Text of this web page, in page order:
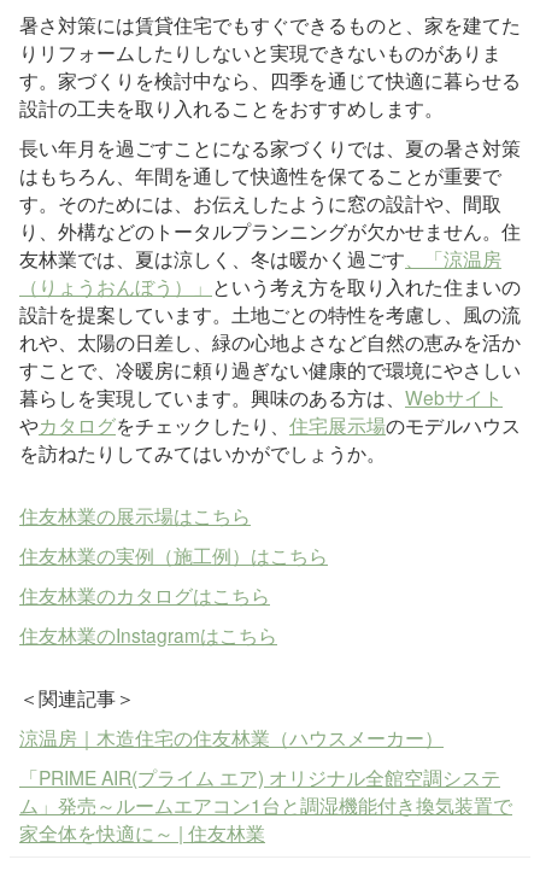
暑さ対策には賃貸住宅でもすぐできるものと、家を建てた
りリフォームしたりしないと実現できないものがありま
す。家づくりを検討中なら、四季を通じて快適に暮らせる
設計の工夫を取り入れることをおすすめします。
長い年月を過ごすことになる家づくりでは、夏の暑さ対策
はもちろん、年間を通して快適性を保てることが重要で
す。そのためには、お伝えしたように窓の設計や、間取
り、外構などのトータルプランニングが欠かせません。住
友林業では、夏は涼しく、冬は暖かく過ごす 、「涼温房
（りょうおんぼう）」 という考え方を取り入れた住まいの
設計を提案しています。土地ごとの特性を考慮し、風の流
れや、太陽の日差し、緑の心地よさなど自然の恵みを活か
すことで、冷暖房に頼り過ぎない健康的で環境にやさしい
暮らしを実現しています。興味のある方は、 Webサイト
やカタログをチェックしたり、 住宅展示場のモデルハウス
を訪ねたりしてみてはいかがでしょうか。
住友林業の展示場はこちら
住友林業の実例（施工例）はこちら
住友林業のカタログはこちら
住友林業のInstagramはこちら
＜関連記事＞
涼温房｜木造住宅の住友林業（ハウスメーカー）
「PRIME AIR(プライム エア) オリジナル全館空調システ
ム」発売～ルームエアコン1台と調湿機能付き換気装置で
家全体を快適に～ | 住友林業